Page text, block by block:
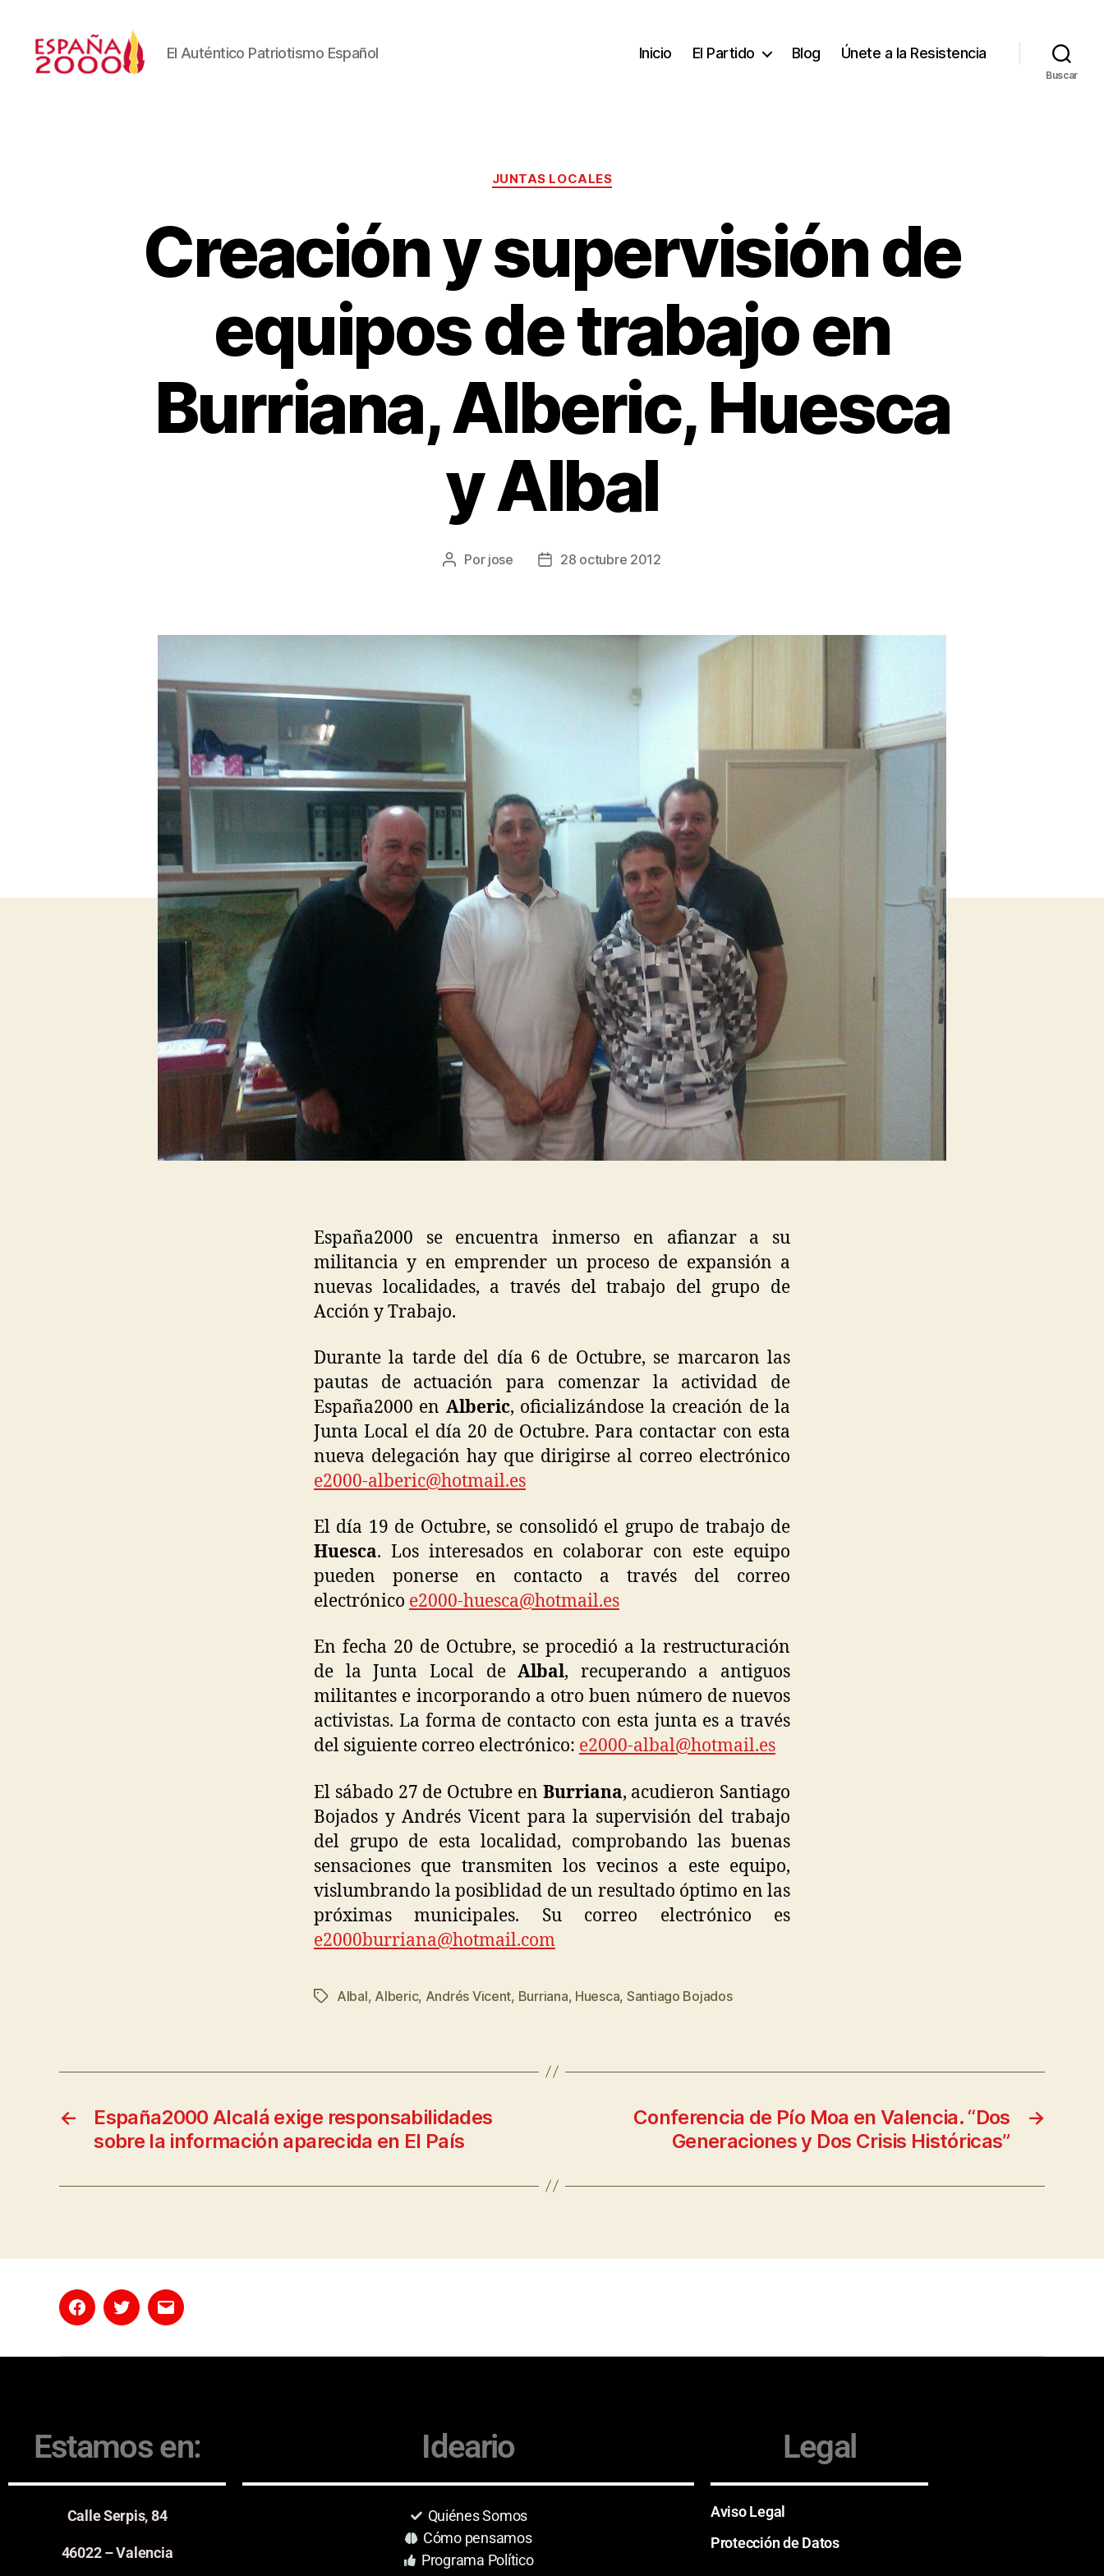
El Auténtico Patriotismo Español Inicio El Partido Blog Únete a la Resistencia
Buscar
JUNTAS LOCALES
Creación y supervisión de
equipos de trabajo en
Burriana, Alberic, Huesca
y Albal
Por jose 28 octubre 2012
España2000 se encuentra inmerso en afianzar a su
militancia y en emprender un proceso de expansión a
nuevas localidades, a través del trabajo del grupo de
Acción y Trabajo.
Durante la tarde del día 6 de Octubre, se marcaron las
pautas de actuación para comenzar la actividad de
España2000 en Alberic, oficializándose la creación de la
Junta Local el día 20 de Octubre. Para contactar con esta
nueva delegación hay que dirigirse al correo electrónico
e2000-alberic@hotmail.es
El día 19 de Octubre, se consolidó el grupo de trabajo de
Huesca. Los interesados en colaborar con este equipo
pueden ponerse en contacto a través del correo
electrónico e2000-huesca@hotmail.es
En fecha 20 de Octubre, se procedió a la restructuración
de la Junta Local deAlbal, recuperando a antiguos
militantes e incorporando a otro buen número de nuevos
activistas. La forma de contacto con esta junta es a través
del siguiente correo electrónico: e2000-albal@hotmail.es
El sábado 27 de Octubre en Burriana, acudieron Santiago
Bojados y Andrés Vicent para la supervisión del trabajo
del grupo de esta localidad, comprobando las buenas
sensaciones que transmiten los vecinos a este equipo,
vislumbrando la posiblidad de un resultado óptimo en las
próximas municipales. Su correo electrónico es
e2000burriana@hotmail.com
Albal, Alberic, Andrés Vicent, Burriana, Huesca, Santiago Bojados
←
España2000 Alcalá exige responsabilidades
sobre la información aparecida en El País
→
Conferencia de Pío Moa en Valencia. “Dos
Generaciones y Dos Crisis Históricas”
Estamos en:
Calle Serpis, 84
46022 – Valencia
Ideario
Quiénes Somos
Cómo pensamos
Programa Político
Legal
Aviso Legal
Protección de Datos